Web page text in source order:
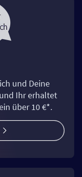
und Deine
Ihr erhaltet
über 10 €*.